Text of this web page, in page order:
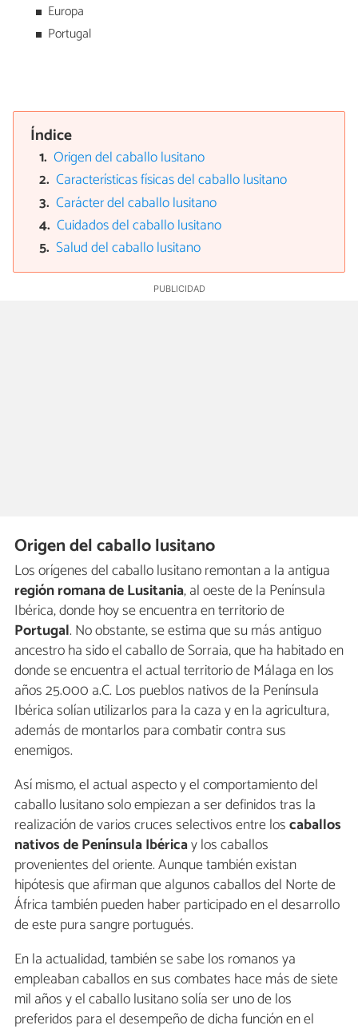
Europa
Portugal
Índice
Origen del caballo lusitano
Características físicas del caballo lusitano
Carácter del caballo lusitano
Cuidados del caballo lusitano
Salud del caballo lusitano
Origen del caballo lusitano
Los orígenes del caballo lusitano remontan a la antigua
región romana de Lusitania, al oeste de la Península
Ibérica, donde hoy se encuentra en territorio de
Portugal. No obstante, se estima que su más antiguo
ancestro ha sido el caballo de Sorraia, que ha habitado en
donde se encuentra el actual territorio de Málaga en los
años 25.000 a.C. Los pueblos nativos de la Península
Ibérica solían utilizarlos para la caza y en la agricultura,
además de montarlos para combatir contra sus
enemigos.
Así mismo, el actual aspecto y el comportamiento del
caballo lusitano solo empiezan a ser definidos tras la
realización de varios cruces selectivos entre loscaballos
nativos de Península Ibéricay los caballos
provenientes del oriente. Aunque también existan
hipótesis que afirman que algunos caballos del Norte de
África también pueden haber participado en el desarrollo
de este pura sangre portugués.
En la actualidad, también se sabe los romanos ya
empleaban caballos en sus combates hace más de siete
mil años y el caballo lusitano solía ser uno de los
preferidos para el desempeño de dicha función en el